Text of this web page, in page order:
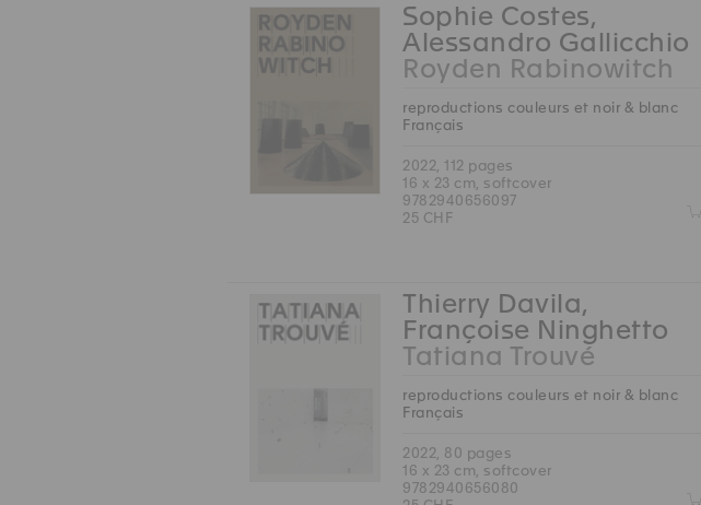
Sophie Costes,
Alessandro Gallicchio
Royden Rabinowitch
reproductions couleurs et noir & blanc
Français
2022, 112 pages
16 x 23 cm, softcover
9782940656097
25 CHF
Z
Thierry Davila,
Françoise Ninghetto
Tatiana Trouvé
reproductions couleurs et noir & blanc
Français
2022, 80 pages
16 x 23 cm, softcover
9782940656080
Z